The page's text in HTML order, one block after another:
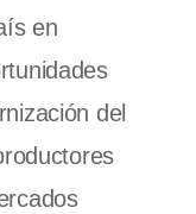
en
del